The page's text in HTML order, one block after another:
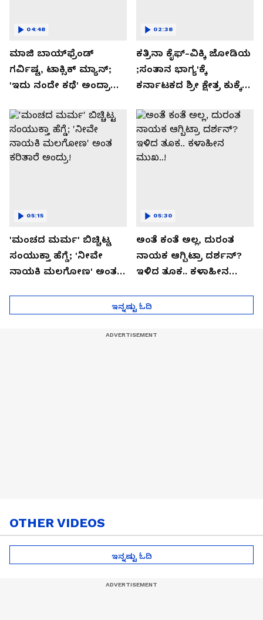
ಮಾಜಿ ಬಾಯ್‌ಫ್ರೆಂಡ್
ಗರ್ವಿಷ್ಟ, ಟಾಕ್ಸಿಕ್ ಮ್ಯಾನ್;
'ಇದು ನಂದೇ ಕಥೆ' ಅಂದ್ರಾ
ಮಂದಣ್ಣ?
04:48
ಕತ್ರಿನಾ ಕೈಫ್-ವಿಕ್ಕಿ ಜೋಡಿಯ
;ಸಂತಾನ ಭಾಗ್ಯ'ಕ್ಕೆ
ಕರ್ನಾಟಕದ ಶ್ರೀ ಕ್ಷೇತ್ರ ಕುಕ್ಕೆ
02:38
'ಮಂಚದ ಮರ್ಮ' ಬಿಚ್ಚಿಟ್ಟ
ಸಂಯುಕ್ತಾ ಹೆಗ್ಡೆ; 'ನೀವೇ
ನಾಯಕಿ ಮಲಗೋಣ' ಅಂತ
05:15
ಅಂತೆ ಕಂತೆ ಅಲ್ಲ, ದುರಂತ
ನಾಯಕ ಆಗ್ಬಿಟ್ರಾ ದರ್ಶನ್?
ಇಳಿದ ತೂಕ.. ಕಳಾಹೀನ
05:30
ಇನ್ನಷ್ಟು ಓದಿ
OTHER VIDEOS
ಇನ್ನಷ್ಟು ಓದಿ